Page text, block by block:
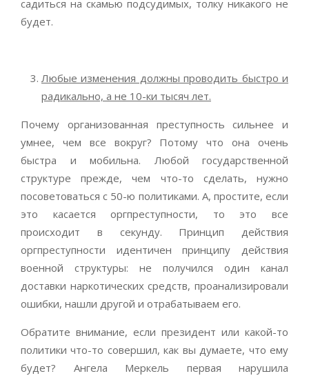
садиться на скамью подсудимых, толку никакого не
будет.
Любые изменения должны проводить быстро и
радикально, а не 10-ки тысяч лет.
Почему организованная преступность сильнее и
умнее, чем все вокруг? Потому что она очень
быстра и мобильна. Любой государственной
структуре прежде, чем что-то сделать, нужно
посоветоваться с 50-ю политиками. А, простите, если
это касается оргпреступности, то это все
происходит в секунду. Принцип действия
оргпреступности идентичен принципу действия
военной структуры: не получился один канал
доставки наркотических средств, проанализировали
ошибки, нашли другой и отрабатываем его.
Обратите внимание, если президент или какой-то
политики что-то совершил, как вы думаете, что ему
будет? Ангела Меркель первая нарушила